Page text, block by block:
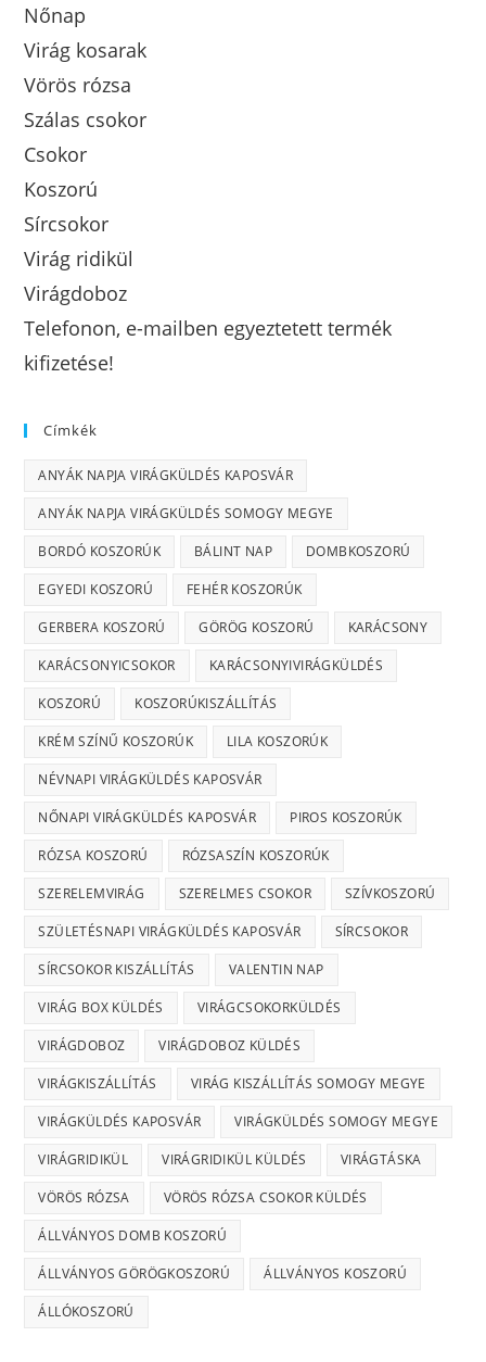
Nőnap
Virág kosarak
Vörös rózsa
Szálas csokor
Csokor
Koszorú
Sírcsokor
Virág ridikül
Virágdoboz
Telefonon, e-mailben egyeztetett termék
kifizetése!
Címkék
ANYÁK NAPJA VIRÁGKÜLDÉS KAPOSVÁR
ANYÁK NAPJA VIRÁGKÜLDÉS SOMOGY MEGYE
BORDÓ KOSZORÚK BÁLINT NAP DOMBKOSZORÚ
EGYEDI KOSZORÚ FEHÉR KOSZORÚK
GERBERA KOSZORÚ GÖRÖG KOSZORÚ KARÁCSONY
KARÁCSONYICSOKOR KARÁCSONYIVIRÁGKÜLDÉS
KOSZORÚ KOSZORÚKISZÁLLÍTÁS
KRÉM SZÍNŰ KOSZORÚK LILA KOSZORÚK
NÉVNAPI VIRÁGKÜLDÉS KAPOSVÁR
NŐNAPI VIRÁGKÜLDÉS KAPOSVÁR PIROS KOSZORÚK
RÓZSA KOSZORÚ RÓZSASZÍN KOSZORÚK
SZERELEMVIRÁG SZERELMES CSOKOR SZÍVKOSZORÚ
SZÜLETÉSNAPI VIRÁGKÜLDÉS KAPOSVÁR SÍRCSOKOR
SÍRCSOKOR KISZÁLLÍTÁS VALENTIN NAP
VIRÁG BOX KÜLDÉS VIRÁGCSOKORKÜLDÉS
VIRÁGDOBOZ VIRÁGDOBOZ KÜLDÉS
VIRÁGKISZÁLLÍTÁS VIRÁG KISZÁLLÍTÁS SOMOGY MEGYE
VIRÁGKÜLDÉS KAPOSVÁR VIRÁGKÜLDÉS SOMOGY MEGYE
VIRÁGRIDIKÜL VIRÁGRIDIKÜL KÜLDÉS VIRÁGTÁSKA
VÖRÖS RÓZSA VÖRÖS RÓZSA CSOKOR KÜLDÉS
ÁLLVÁNYOS DOMB KOSZORÚ
ÁLLVÁNYOS GÖRÖGKOSZORÚ ÁLLVÁNYOS KOSZORÚ
ÁLLÓKOSZORÚ